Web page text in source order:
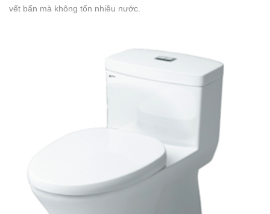
vết bẩn mà không tốn nhiều nước.